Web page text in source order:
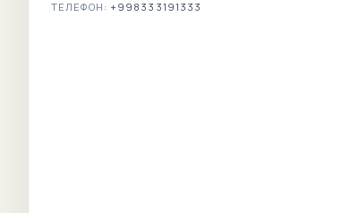
ТЕЛЕФОН: +998333191333